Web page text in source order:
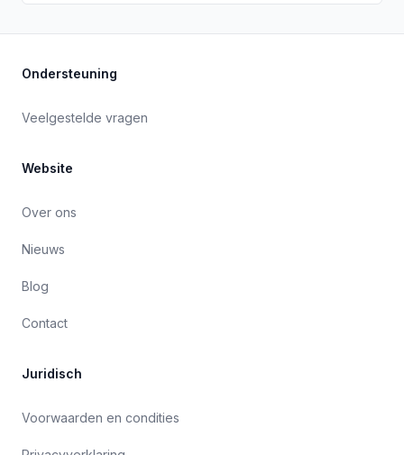
Ondersteuning
Veelgestelde vragen
Website
Over ons
Nieuws
Blog
Contact
Juridisch
Voorwaarden en condities